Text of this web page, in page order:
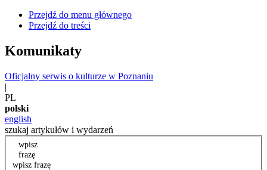
Przejdź do menu głównego
Przejdź do treści
Komunikaty
Oficjalny serwis o kulturze w Poznaniu
|
PL
polski
english
szukaj artykułów i wydarzeń
wpisz
frazę
wpisz frazę